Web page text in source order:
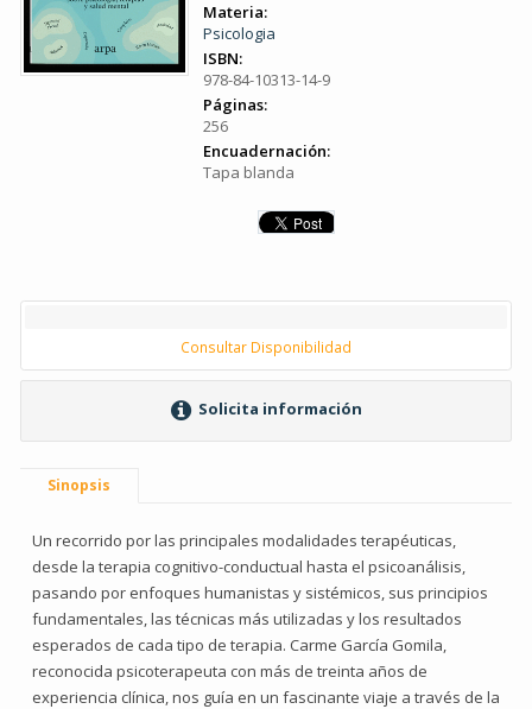
Materia:
Psicologia
ISBN:
978-84-10313-14-9
Páginas:
256
Encuadernación:
Tapa blanda
Consultar Disponibilidad
Solicita información
Sinopsis
Un recorrido por las principales modalidades terapéuticas,
desde la terapia cognitivo-conductual hasta el psicoanálisis,
pasando por enfoques humanistas y sistémicos, sus principios
fundamentales, las técnicas más utilizadas y los resultados
esperados de cada tipo de terapia. Carme García Gomila,
reconocida psicoterapeuta con más de treinta años de
experiencia clínica, nos guía en un fascinante viaje a través de la